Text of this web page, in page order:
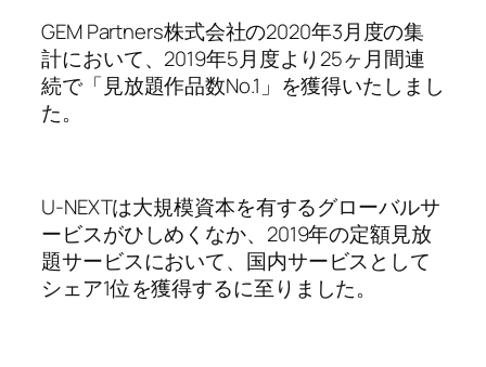
GEM Partners株式会社の2020年3月度の集
計において、2019年5月度より25ヶ月間連
続で「見放題作品数No.1」を獲得いたしまし
た。
U-NEXTは大規模資本を有するグローバルサ
ービスがひしめくなか、2019年の定額見放
題サービスにおいて、国内サービスとして
シェア1位を獲得するに至りました。